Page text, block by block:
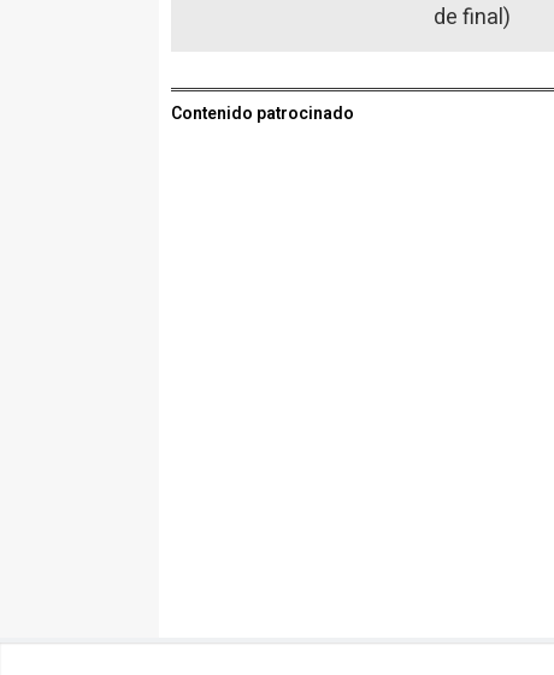
de final)
Contenido patrocinado